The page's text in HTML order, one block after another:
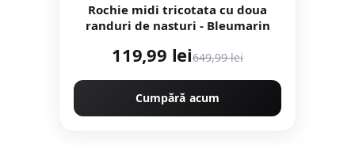
Rochie midi tricotata cu doua
randuri de nasturi - Bleumarin
119,99 lei649,99 lei
Cumpără acum